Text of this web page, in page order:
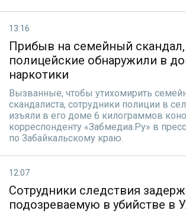
13:16
Прибыв на семейный скандал,
полицейские обнаружили в
наркотики
Вызванные, чтобы утихомирить
скандалиста, сотрудники полиции в
изъяли в его доме 6 килограммов
корреспонденту «Забмедиа.Ру» в
по Забайкальскому краю.
12:07
Сотрудники следствия
подозреваемую в убийстве в